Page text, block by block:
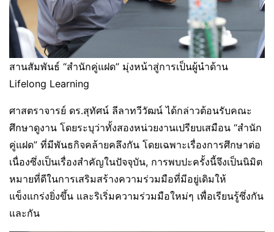
สานสัมพันธ์ “สำนักคู่แฝด” มุ่งหน้าสู่การเป็นผู้นำด้าน
Lifelong Learning
ศาสตราจารย์ ดร.สุทัศน์ ลีลาทวีวัฒน์ ได้กล่าวต้อนรับคณะ
ศึกษาดูงาน โดยระบุว่าทั้งสองหน่วยงานเปรียบเสมือน “สำนัก
คู่แฝด” ที่มีพันธกิจคล้ายคลึงกัน โดยเฉพาะเรื่องการศึกษาต่อ
เนื่องซึ่งเป็นเรื่องสำคัญในปัจจุบัน, การพบปะครั้งนี้จึงเป็นนิมิต
หมายที่ดีในการเสริมสร้างความร่วมมือที่มีอยู่เดิมให้
แข็งแกร่งยิ่งขึ้น และริเริ่มความร่วมมือใหม่ๆ เพื่อเรียนรู้ซึ่งกัน
และกัน